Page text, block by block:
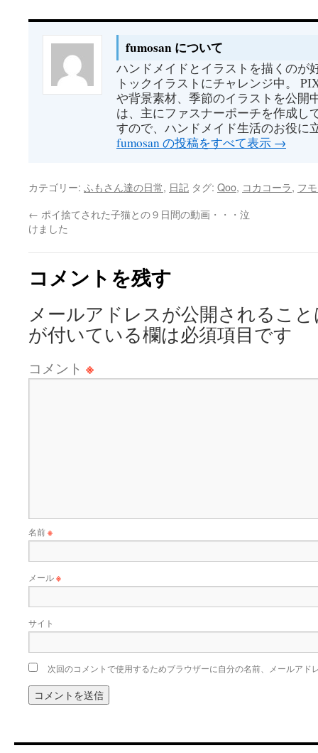
いです
fumosan について
ハンドメイドとイラストを描くのが
トックイラストにチャレンジ中。
や背景素材、季節のイラストを公開
は、主にファスナーポーチを作成し
すので、ハンドメイド生活のお役に
fumosan の投稿をすべて表示 →
カテゴリー: ふもさん達の日常, 日記 タグ: Qoo, コカコーラ, フ
← ポイ捨てされた子猫との９日間の動画・・・泣
けました
コメントを残す
メールアドレスが公開されるこ
が付いている欄は必須項目です
コメント ※
名前※
メール※
サイト
次回のコメントで使用するためブラウザーに自分の名前、メールアド